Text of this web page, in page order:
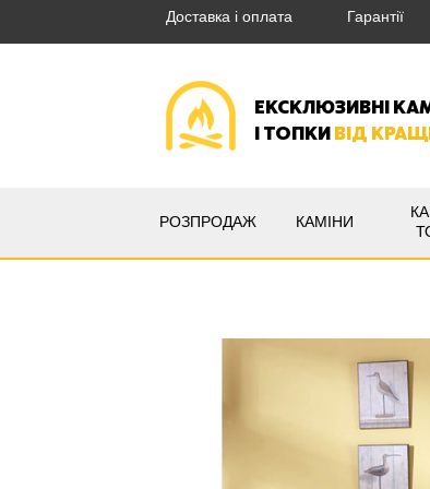
Доставка і оплата Гарантії
ЕКСКЛЮЗИВНІ
І ТОПКИВІД
РОЗПРОДАЖ КАМІНИ